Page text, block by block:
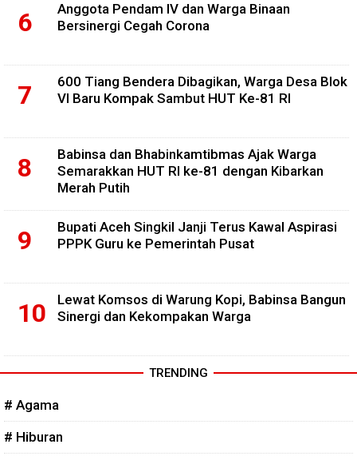
Anggota Pendam IV dan Warga Binaan
Bersinergi Cegah Corona
600 Tiang Bendera Dibagikan, Warga Desa Blok
VI Baru Kompak Sambut HUT Ke-81 RI
Babinsa dan Bhabinkamtibmas Ajak Warga
Semarakkan HUT RI ke-81 dengan Kibarkan
Merah Putih
Bupati Aceh Singkil Janji Terus Kawal Aspirasi
PPPK Guru ke Pemerintah Pusat
Lewat Komsos di Warung Kopi, Babinsa Bangun
Sinergi dan Kekompakan Warga
TRENDING
# Agama
# Hiburan